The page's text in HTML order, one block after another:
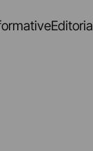
Editoria